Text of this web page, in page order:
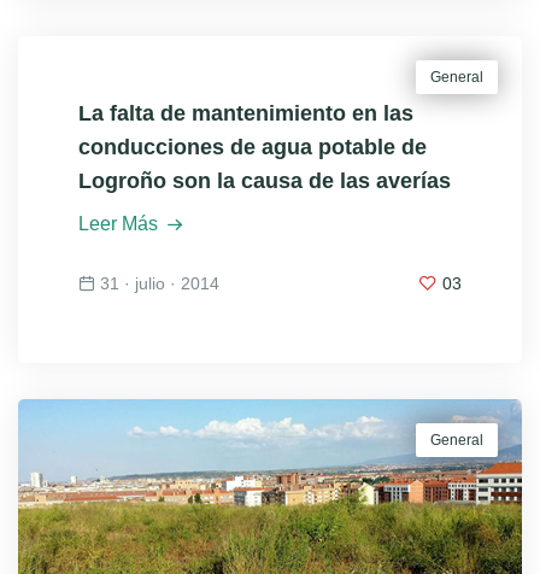
General
La falta de mantenimiento en las
conducciones de agua potable de
Logroño son la causa de las averías
Leer Más
31 · julio · 2014 03
General